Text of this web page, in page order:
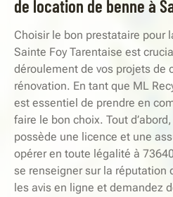
de location de benne à
Choisir le bon prestataire pour
Sainte Foy Tarentaise est
déroulement de vos projets de
rénovation. En tant que ML
est essentiel de prendre en
faire le bon choix. Tout
possède une licence et une
opérer en toute légalité à
se renseigner sur la réputation
les avis en ligne et demandez